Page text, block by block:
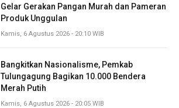
Gelar Gerakan Pangan Murah dan Pameran
Produk Unggulan
Kamis, 6 Agustus 2026 - 20:10 WIB
Bangkitkan Nasionalisme, Pemkab
Tulungagung Bagikan 10.000 Bendera
Merah Putih
Kamis, 6 Agustus 2026 - 20:05 WIB